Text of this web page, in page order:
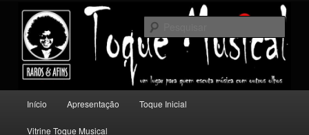
conteúdo
principalToque Musical
Um lugar para quem escuta música com outros olhos.
principal
Início Apresentação Toque Inicial
Vitrine Toque Musical